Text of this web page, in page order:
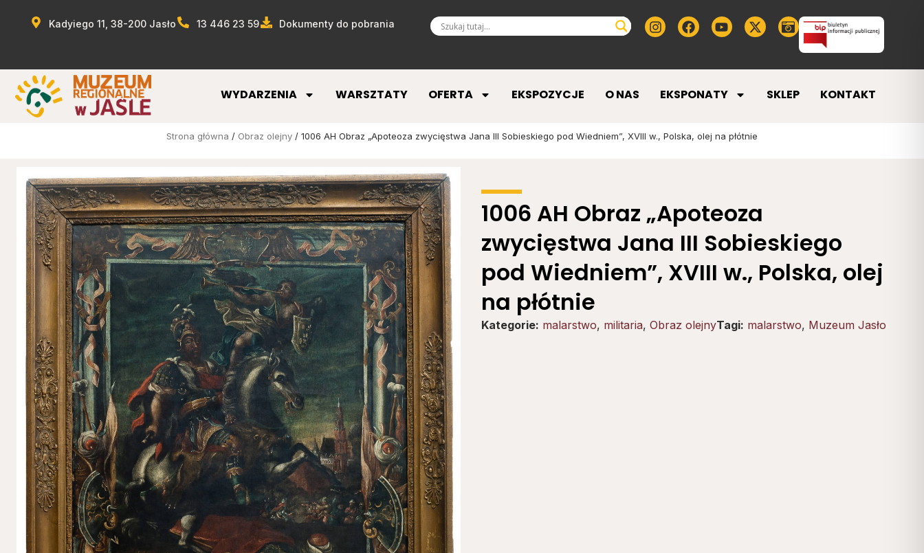
Kadyiego 11, 38-200 Jasło 13 446 23 59 Dokumenty do pobrania
WYDARZENIA WARSZTATY OFERTA EKSPOZYCJE O NAS EKSPONATY SKLEP KONTAKT
Strona główna / Obraz olejny / 1006 AH Obraz „Apoteoza zwycięstwa Jana III Sobieskiego pod Wiedniem”, XVIII w., Polska, olej na płótnie
1006 AH Obraz „Apoteoza
zwycięstwa Jana III Sobieskiego
pod Wiedniem”, XVIII w., Polska, olej
na płótnie
Kategorie: malarstwo, militaria, Obraz olejnyTagi: malarstwo, Muzeum Jasło